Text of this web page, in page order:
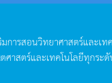
การสอนวิทยาศาสตร์และเท
ศาสตร์และเทคโนโลยีทุกระ